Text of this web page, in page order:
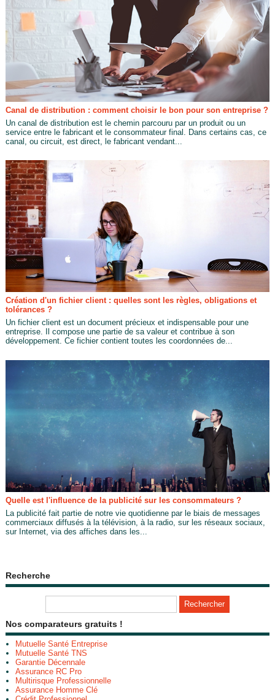
Canal de distribution : comment choisir le bon pour son entreprise ?
Un canal de distribution est le chemin parcouru par un produit ou un
service entre le fabricant et le consommateur final. Dans certains cas, ce
canal, ou circuit, est direct, le fabricant vendant...
Création d'un fichier client : quelles sont les règles, obligations et
tolérances ?
Un fichier client est un document précieux et indispensable pour une
entreprise. Il compose une partie de sa valeur et contribue à son
développement. Ce fichier contient toutes les coordonnées de...
Quelle est l'influence de la publicité sur les consommateurs ?
La publicité fait partie de notre vie quotidienne par le biais de messages
commerciaux diffusés à la télévision, à la radio, sur les réseaux sociaux,
sur Internet, via des affiches dans les...
Recherche
Nos comparateurs gratuits !
Mutuelle Santé Entreprise
Mutuelle Santé TNS
Garantie Décennale
Assurance RC Pro
Multirisque Professionnelle
Assurance Homme Clé